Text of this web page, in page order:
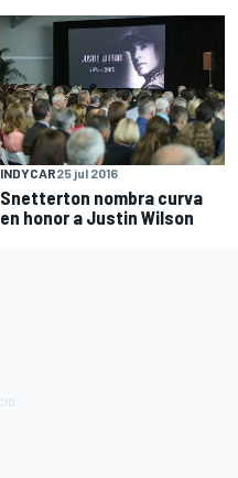
INDYCAR25 jul 2016
Snetterton nombra curva
en honor a Justin Wilson